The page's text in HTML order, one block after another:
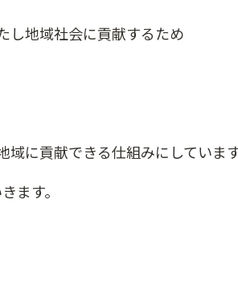
し地域社会に貢献するため
に貢献できる仕組みにしていま
ます。